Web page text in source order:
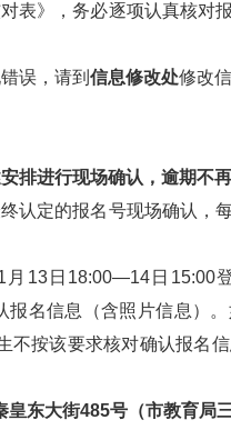
》，务必逐项认真核对
误，请到 信息修改处修改
排进行现场确认，逾期不再
定的报名号现场确认，每
13日18:00—14日15:00
报名信息（含照片信息）
不按该要求核对确认报名
东大街485号（市教育局三